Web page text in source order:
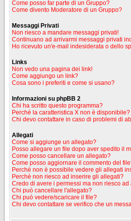
Come posso far parte di un Gruppo?
Come divento Moderatore di un Gruppo?
Messaggi Privati
Non riesco a mandare messaggi privati!
Continuano ad arrivarmi messaggi privati
Ho ricevuto un'e-mail indesiderata o dello
Links
Non vedo una pagina dei link!
Come aggiungo un link?
Cosa sono i preferiti e come si usano?
Informazioni su phpBB 2
Chi ha scritto questo programma?
Perché la caratteristica X non è disponibile?
Chi devo contattare in caso di problemi di
Allegati
Come si aggiunge un allegato?
Posso allegare un file dopo aver spedito il
Come posso cancellare un allegato?
Come posso aggiornare il commento del
Perchè non è possibile vedere gli allegati
Perchè non riesco ad inserire gli allegati?
Credo di avere i permessi ma non riesco
Chi può cancellare l'allegato?
Chi può vedere/scaricare il file?
Chi devo contattare se verifico che un